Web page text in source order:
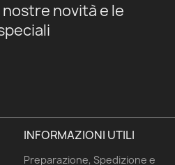
nostre novità e le
INFORMAZIONI UTILI
Preparazione, Spedizione e